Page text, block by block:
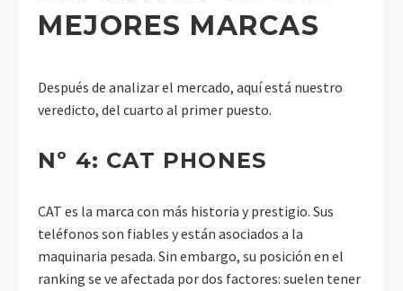
MEJORES MARCAS
Después de analizar el mercado, aquí está nuestro
veredicto, del cuarto al primer puesto.
Nº 4: CAT PHONES
CAT es la marca con más historia y prestigio. Sus
teléfonos son fiables y están asociados a la
maquinaria pesada. Sin embargo, su posición en el
ranking se ve afectada por dos factores: suelen tener